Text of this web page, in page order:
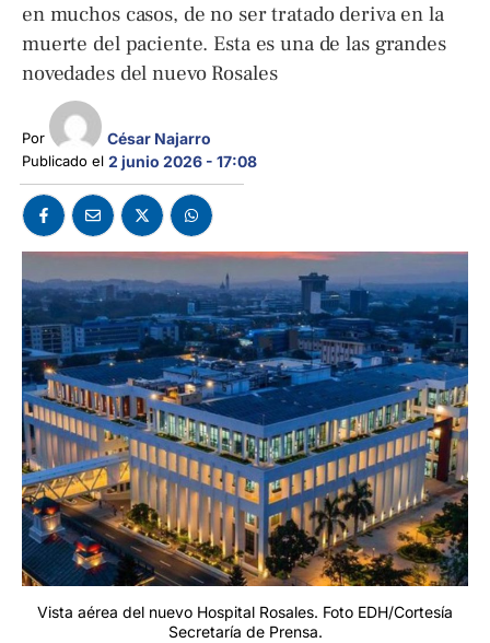
en muchos casos, de no ser tratado deriva en la
muerte del paciente. Esta es una de las grandes
novedades del nuevo Rosales
Por César Najarro
Publicado el 2 junio 2026 - 17:08
Vista aérea del nuevo Hospital Rosales. Foto EDH/Cortesía
Secretaría de Prensa.